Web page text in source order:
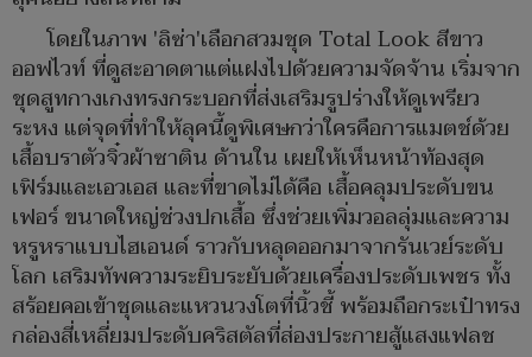
โดยในภาพ 'ลิซ่า'เลือกสวมชุด Total Look สีขาว
ออฟไวท์ ที่ดูสะอาดตาแต่แฝงไปด้วยความจัดจ้าน เริ่มจาก
ชุดสูทกางเกงทรงกระบอกที่ส่งเสริมรูปร่างให้ดูเพรียว
ระหง แต่จุดที่ทำให้ลุคนี้ดูพิเศษกว่าใครคือการแมตช์ด้วย
เสื้อบราตัวจิ๋วผ้าซาติน ด้านใน เผยให้เห็นหน้าท้องสุด
เฟิร์มและเอวเอส และที่ขาดไม่ได้คือ เสื้อคลุมประดับขน
เฟอร์ ขนาดใหญ่ช่วงปกเสื้อ ซึ่งช่วยเพิ่มวอลลุ่มและความ
หรูหราแบบไฮเอนด์ ราวกับหลุดออกมาจากรันเวย์ระดับ
โลก เสริมทัพความระยิบระยับด้วยเครื่องประดับเพชร ทั้ง
สร้อยคอเข้าชุดและแหวนวงโตที่นิ้วชี้ พร้อมถือกระเป๋าทรง
กล่องสี่เหลี่ยมประดับคริสตัลที่ส่องประกายสู้แสงแฟลช